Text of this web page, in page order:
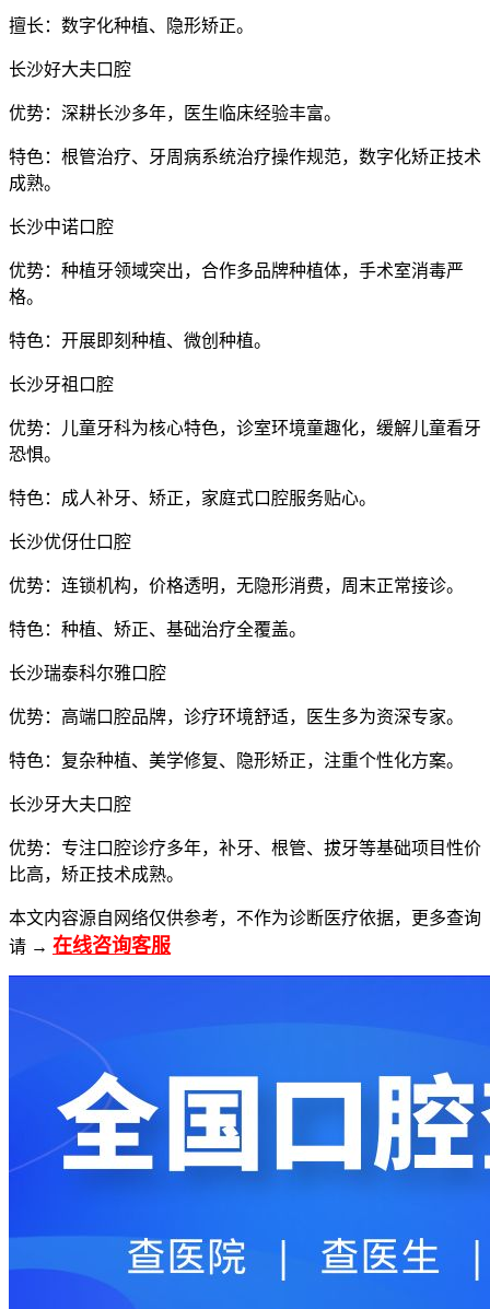
擅长：数字化种植、隐形矫正。
长沙好大夫口腔
优势：深耕长沙多年，医生临床经验丰富。
特色：根管治疗、牙周病系统治疗操作规范，数字化矫正技术
成熟。
长沙中诺口腔
优势：种植牙领域突出，合作多品牌种植体，手术室消毒严
格。
特色：开展即刻种植、微创种植。
长沙牙祖口腔
优势：儿童牙科为核心特色，诊室环境童趣化，缓解儿童看牙
恐惧。
特色：成人补牙、矫正，家庭式口腔服务贴心。
长沙优伢仕口腔
优势：连锁机构，价格透明，无隐形消费，周末正常接诊。
特色：种植、矫正、基础治疗全覆盖。
长沙瑞泰科尔雅口腔
优势：高端口腔品牌，诊疗环境舒适，医生多为资深专家。
特色：复杂种植、美学修复、隐形矫正，注重个性化方案。
长沙牙大夫口腔
优势：专注口腔诊疗多年，补牙、根管、拔牙等基础项目性价
比高，矫正技术成熟。
本文内容源自网络仅供参考，不作为诊断医疗依据，更多查询
请 → 在线咨询客服